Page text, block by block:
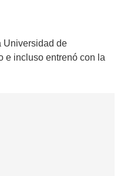
Universidad de
e incluso entrenó con la